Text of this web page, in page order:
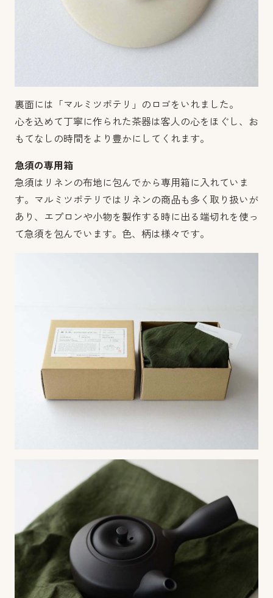
裏面には「マルミツポテリ」のロゴをいれました。
心を込めて丁寧に作られた茶器は客人の心をほぐし、お
もてなしの時間をより豊かにしてくれます。
急須の専用箱
急須はリネンの布地に包んでから専用箱に入れていま
す。マルミツポテリではリネンの商品も多く取り扱いが
あり、エプロンや小物を製作する時に出る端切れを使っ
て急須を包んでいます。色、柄は様々です。